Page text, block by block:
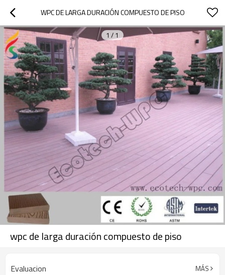
WPC DE LARGA DURACIÓN COMPUESTO DE PISO
1 / 1
wpc de larga duración compuesto de piso
Evaluacion MÁS